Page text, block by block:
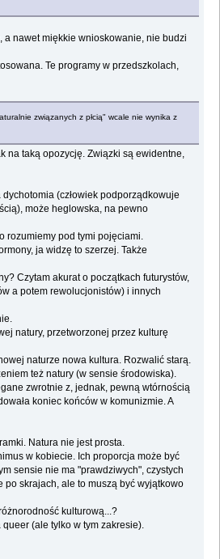
a nawet miękkie wnioskowanie, nie budzi
Te programy w przedszkolach,
związanych z płcią" wcale nie wynika z
na taką opozycję. Związki są ewidentne,
(człowiek podporządkowuje
może heglowska, na pewno
rozumiemy pod tymi pojęciami.
ja widzę to szerzej. Także
Czytam akurat o początkach futurystów,
a potem rewolucjonistów) i innych
natury, przetworzonej przez kulturę
naturze nowa kultura. Rozwalić starą.
też natury (w sensie środowiska).
zwrotnie z, jednak, pewną wtórnością
koniec końców w komunizmie. A
Natura nie jest prosta.
w kobiecie. Ich proporcja może być
sensie nie ma "prawdziwych", czystych
po skrajach, ale to muszą być wyjątkowo
kulturową...?
(ale tylko w tym zakresie).